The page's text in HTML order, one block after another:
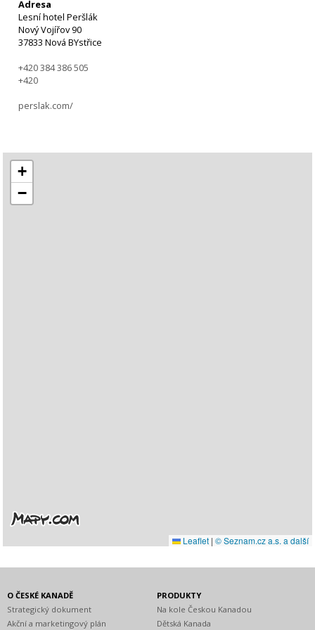
Adresa
Lesní hotel Peršlák
Nový Vojířov 90
37833 Nová BYstřice
+420 384 386 505
+420
perslak.com/
+
−
Leaflet | © Seznam.cz a.s. a další
O ČESKÉ KANADĚ
Strategický dokument
Akční a marketingový plán
PRODUKTY
Na kole Českou Kanadou
Dětská Kanada